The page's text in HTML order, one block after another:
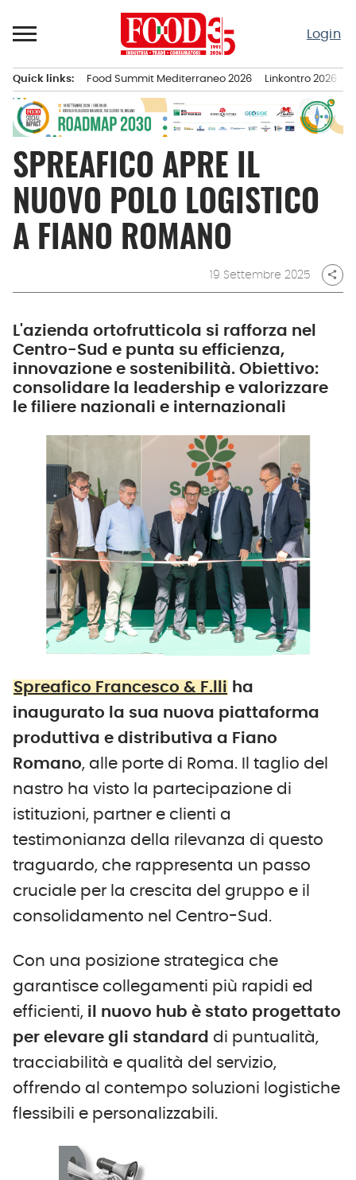
al
Login
principale
Quick links: Food Summit Mediterraneo 2026 Linkontro 2026
SPREAFICO APRE IL
NUOVO POLO LOGISTICO
A FIANO ROMANO
19 Settembre 2025 share
L'azienda ortofrutticola si rafforza nel
Centro-Sud e punta su efficienza,
innovazione e sostenibilità. Obiettivo:
consolidare la leadership e valorizzare
le filiere nazionali e internazionali
Spreafico Francesco & F.lli ha
inaugurato la sua nuova piattaforma
produttiva e distributiva a Fiano
Romano, alle porte di Roma. Il taglio del
nastro ha visto la partecipazione di
istituzioni, partner e clienti a
testimonianza della rilevanza di questo
traguardo, che rappresenta un passo
cruciale per la crescita del gruppo e il
consolidamento nel Centro-Sud.
Con una posizione strategica che
garantisce collegamenti più rapidi ed
efficienti, il nuovo hub è stato progettato
per elevare gli standard di puntualità,
tracciabilità e qualità del servizio,
offrendo al contempo soluzioni logistiche
flessibili e personalizzabili.